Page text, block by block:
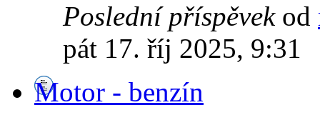
Poslední příspěvekod
pát 17. říj 2025, 9:31
Motor - benzín